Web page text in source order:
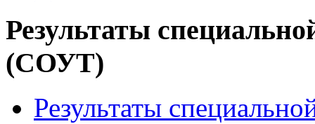
Результаты
(СОУТ)
Результаты